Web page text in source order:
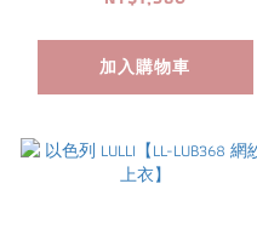
加入購物車